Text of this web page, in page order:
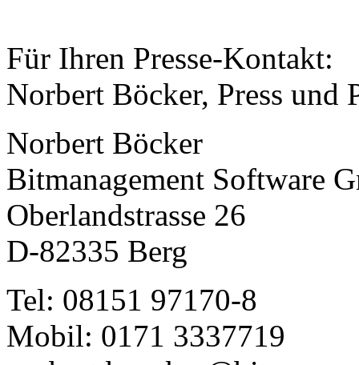
Für Ihren Presse-Kontakt:
Norbert Böcker, Press und
Norbert Böcker
Bitmanagement Software
Oberlandstrasse 26
D-82335 Berg
Tel: 08151 97170-8
Mobil: 0171 3337719